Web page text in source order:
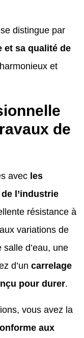
distingue par
et sa qualité de
et
de
avec les
l’industrie
résistance à
variations de
d’eau, une
d’un carrelage
pour durer.
vous avez la
aux